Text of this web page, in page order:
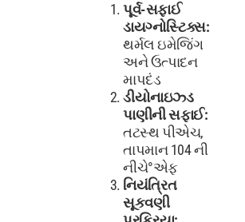
પૂર્વ-સફાઈ
ડાયગ્નોસ્ટિક્સ:
થર્મલ ઇમેજિંગ
અને ઉત્પાદન
માપદંડ
ડીયોનાઇઝ્ડ
પાણીની સફાઈ:
તટસ્થ પીએચ,
તાપમાન 104 ની
નીચે°એફ
નિયંત્રિત
સૂકવણી